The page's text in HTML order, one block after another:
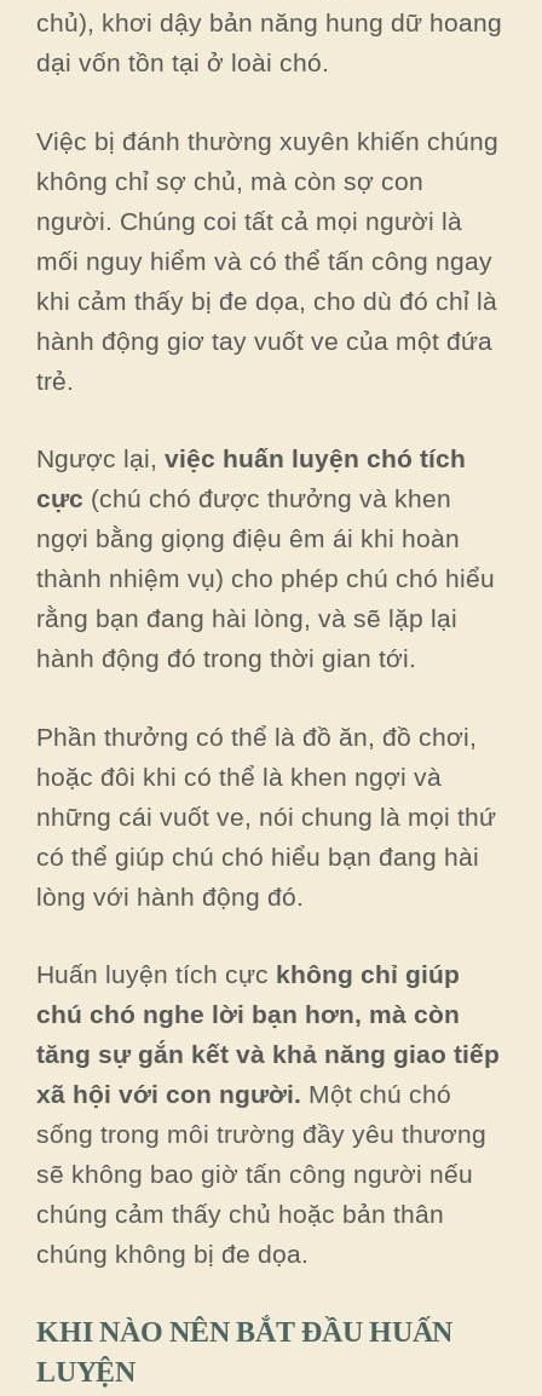
chủ), khơi dậy bản năng hung dữ hoang
dại vốn tồn tại ở loài chó.
Việc bị đánh thường xuyên khiến chúng
không chỉ sợ chủ, mà còn sợ con
người. Chúng coi tất cả mọi người là
mối nguy hiểm và có thể tấn công ngay
khi cảm thấy bị đe dọa, cho dù đó chỉ là
hành động giơ tay vuốt ve của một đứa
trẻ.
Ngược lại, việc huấn luyện chó tích
cực (chú chó được thưởng và khen
ngợi bằng giọng điệu êm ái khi hoàn
thành nhiệm vụ) cho phép chú chó hiểu
rằng bạn đang hài lòng, và sẽ lặp lại
hành động đó trong thời gian tới.
Phần thưởng có thể là đồ ăn, đồ chơi,
hoặc đôi khi có thể là khen ngợi và
những cái vuốt ve, nói chung là mọi thứ
có thể giúp chú chó hiểu bạn đang hài
lòng với hành động đó.
Huấn luyện tích cực không chỉ giúp
chú chó nghe lời bạn hơn, mà còn
tăng sự gắn kết và khả năng giao tiếp
xã hội với con người. Một chú chó
sống trong môi trường đầy yêu thương
sẽ không bao giờ tấn công người nếu
chúng cảm thấy chủ hoặc bản thân
chúng không bị đe dọa.
KHI NÀO NÊN BẮT ĐẦU HUẤN
LUYỆN